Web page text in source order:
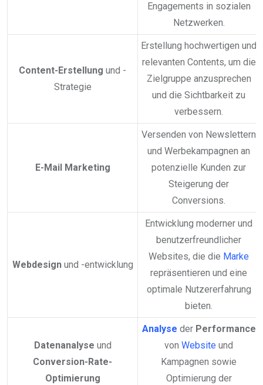
Engagements in sozialen
Netzwerken.
Content-Erstellung und -
Strategie
Erstellung hochwertigen und
relevanten Contents, um die
Zielgruppe anzusprechen
und die Sichtbarkeit zu
verbessern.
E-Mail Marketing
Versenden von Newslettern
und Werbekampagnen an
potenzielle Kunden zur
Steigerung der
Conversions.
Webdesignund -entwicklung
Entwicklung moderner und
benutzerfreundlicher
Websites, die die Marke
repräsentieren und eine
optimale Nutzererfahrung
bieten.
Datenanalyse und
Conversion-Rate-
Optimierung
Analyse der Performance
von Website und
Kampagnen sowie
Optimierung der